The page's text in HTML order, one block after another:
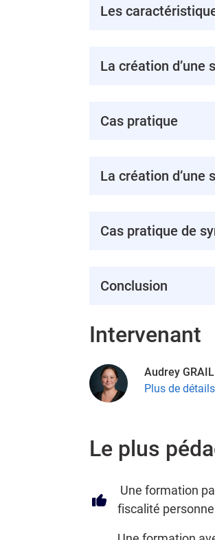
Les
La création d’une
Cas pratique
La création
Cas pratique de
Conclusion
Intervenant
Audrey GRAIL
Plus de détails
Le plus
Une formation
fiscalité